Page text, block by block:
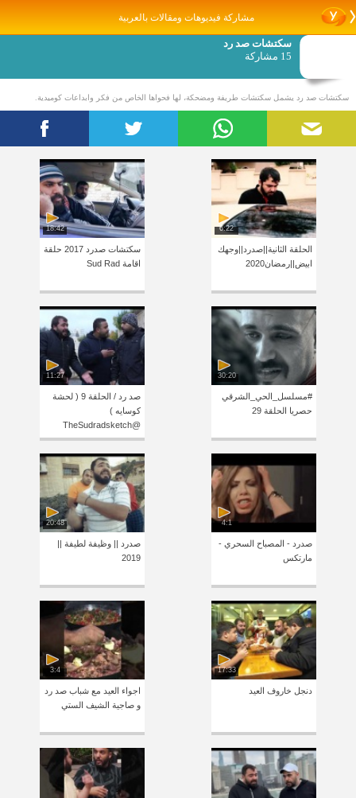
مشاركة فيديوهات ومقالات بالعربية
سكتشات صد رد
15 مشاركة
سكتشات صد رد يشمل سكتشات طريفة ومضحكة، لها فحواها الخاص من فكر وابداعات كوميدية.
6:22
الحلقة الثانية||صدرد||وجهك
ابيض||رمضان2020
18:42
سكتشات صدرد 2017 حلقة
اقامة Sud Rad
30:20
#مسلسل_الحي_الشرقي
حصريا الحلقة 29
11:27
صد رد / الحلقة 9 ( لحشة
كوسايه )
@TheSudradsketch
4:1
صدرد - المصباح السحري -
مارتكس
20:48
صدرد || وظيفة لطيفة ||
2019
17:33
دنجل خاروف العيد
3:4
اجواء العيد مع شباب صد رد
و صاجية الشيف الستي